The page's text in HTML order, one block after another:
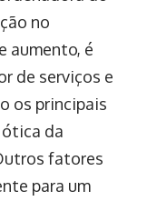
no
aumento, é
de serviços e
os principais
da
fatores
para um